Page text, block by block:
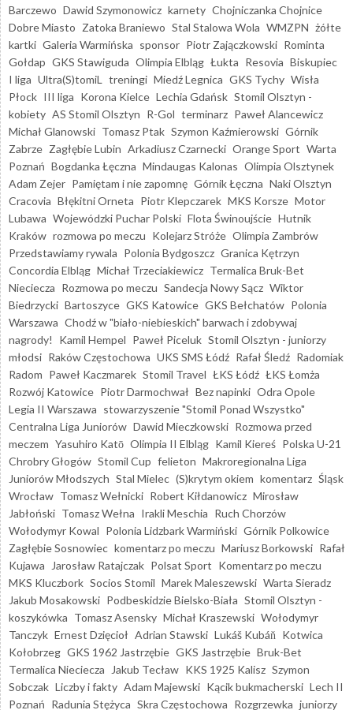
Barczewo Dawid Szymonowicz karnety Chojniczanka Chojnice
Dobre Miasto Zatoka Braniewo Stal Stalowa Wola WMZPN żółte
kartki Galeria Warmińska sponsor Piotr Zajączkowski Rominta
Gołdap GKS Stawiguda Olimpia Elbląg Łukta Resovia Biskupiec
I liga Ultra(S)tomiL treningi Miedź Legnica GKS Tychy Wisła
Płock III liga Korona Kielce Lechia Gdańsk Stomil Olsztyn -
kobiety AS Stomil Olsztyn R-Gol terminarz Paweł Alancewicz
Michał Glanowski Tomasz Ptak Szymon Kaźmierowski Górnik
Zabrze Zagłębie Lubin Arkadiusz Czarnecki Orange Sport Warta
Poznań Bogdanka Łęczna Mindaugas Kalonas Olimpia Olsztynek
Adam Zejer Pamiętam i nie zapomnę Górnik Łęczna Naki Olsztyn
Cracovia Błękitni Orneta Piotr Klepczarek MKS Korsze Motor
Lubawa Wojewódzki Puchar Polski Flota Świnoujście Hutnik
Kraków rozmowa po meczu Kolejarz Stróże Olimpia Zambrów
Przedstawiamy rywala Polonia Bydgoszcz Granica Kętrzyn
Concordia Elbląg Michał Trzeciakiewicz Termalica Bruk-Bet
Nieciecza Rozmowa po meczu Sandecja Nowy Sącz Wiktor
Biedrzycki Bartoszyce GKS Katowice GKS Bełchatów Polonia
Warszawa Chodź w "biało-niebieskich" barwach i zdobywaj
nagrody!
Kamil Hempel Paweł Piceluk Stomil Olsztyn - juniorzy
młodsi Raków Częstochowa UKS SMS Łódź Rafał Śledź Radomiak
Radom Paweł Kaczmarek Stomil Travel ŁKS Łódź ŁKS Łomża
Rozwój Katowice Piotr Darmochwał Bez napinki Odra Opole
Legia II Warszawa stowarzyszenie "Stomil Ponad Wszystko"
Centralna Liga Juniorów Dawid Mieczkowski Rozmowa przed
meczem Yasuhiro Katō Olimpia II Elbląg Kamil Kiereś Polska U-21
Chrobry Głogów Stomil Cup felieton Makroregionalna Liga
Juniorów Młodszych Stal Mielec (S)krytym okiem komentarz Śląsk
Wrocław Tomasz Wełnicki Robert Kiłdanowicz Mirosław
Jabłoński Tomasz Wełna Irakli Meschia Ruch Chorzów
Wołodymyr Kowal Polonia Lidzbark Warmiński Górnik Polkowice
Zagłębie Sosnowiec komentarz po meczu Mariusz Borkowski Rafał
Kujawa
Jarosław Ratajczak Polsat Sport Komentarz po meczu
MKS Kluczbork Socios Stomil Marek Maleszewski Warta Sieradz
Jakub Mosakowski Podbeskidzie Bielsko-Biała Stomil Olsztyn -
koszykówka Tomasz Asensky Michał Kraszewski Wołodymyr
Tanczyk Ernest Dzięcioł Adrian Stawski Lukáš Kubáň Kotwica
Kołobrzeg GKS 1962 Jastrzębie GKS Jastrzębie Bruk-Bet
Termalica Nieciecza
Jakub Tecław KKS 1925 Kalisz Szymon
Sobczak Liczby i fakty Adam Majewski Kącik bukmacherski Lech II
Poznań Radunia Stężyca Skra Częstochowa Rozgrzewka juniorzy